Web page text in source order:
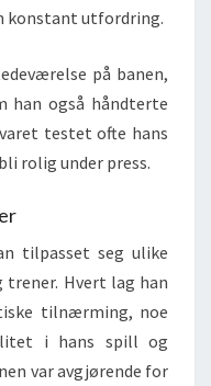
konstant utfordring.
på banen,
han også håndterte
testet ofte hans
rolig under press.
tilpasset seg ulike
Hvert lag han
tilnærming, noe
i hans spill og
var avgjørende for